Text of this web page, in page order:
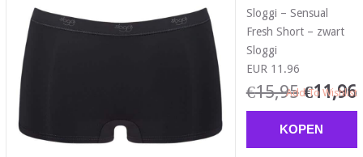
Sloggi – Sensual
Fresh Short – zwart
Sloggi
EUR 11.96
€15,95 €11,96
KOPEN
Add To Wishlist